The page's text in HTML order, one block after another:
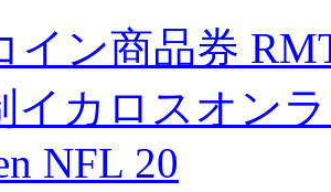
イン商品券
イカロスオン
NFL 20